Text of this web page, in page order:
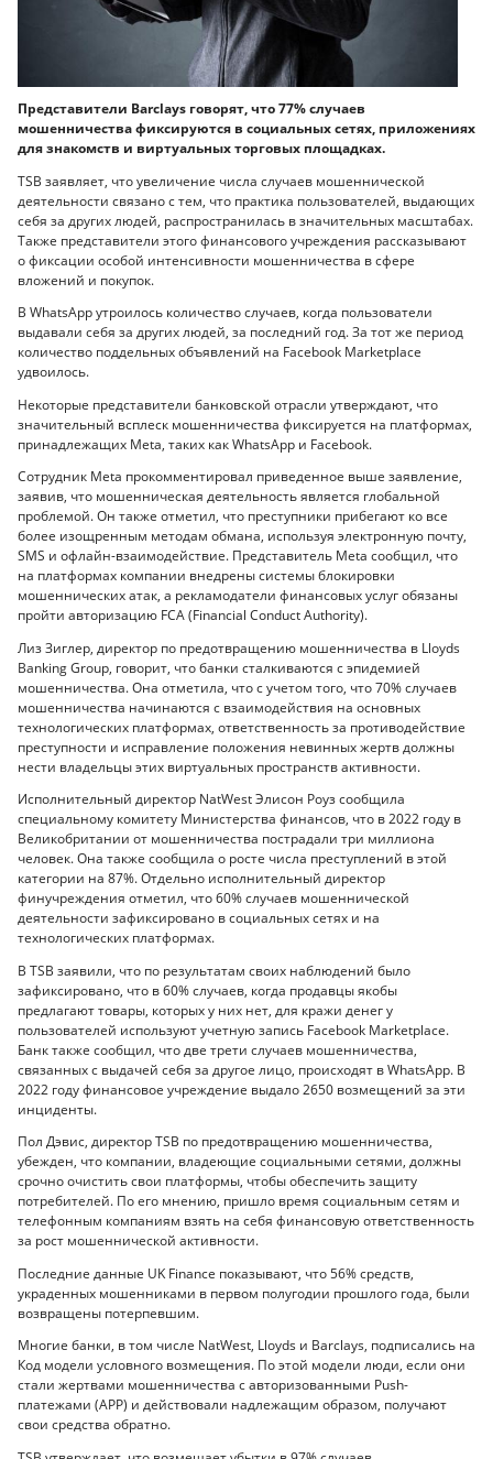
Представители Barclays говорят, что 77% случаев
мошенничества фиксируются в социальных сетях, приложениях
для знакомств и виртуальных торговых площадках.
TSB заявляет, что увеличение числа случаев мошеннической
деятельности связано с тем, что практика пользователей, выдающих
себя за других людей, распространилась в значительных масштабах.
Также представители этого финансового учреждения рассказывают
о фиксации особой интенсивности мошенничества в сфере
вложений и покупок.
В WhatsApp утроилось количество случаев, когда пользователи
выдавали себя за других людей, за последний год. За тот же период
количество поддельных объявлений на Facebook Marketplace
удвоилось.
Некоторые представители банковской отрасли утверждают, что
значительный всплеск мошенничества фиксируется на платформах,
принадлежащих Meta, таких как WhatsApp и Facebook.
Сотрудник Meta прокомментировал приведенное выше заявление,
заявив, что мошенническая деятельность является глобальной
проблемой. Он также отметил, что преступники прибегают ко все
более изощренным методам обмана, используя электронную почту,
SMS и офлайн-взаимодействие. Представитель Meta сообщил, что
на платформах компании внедрены системы блокировки
мошеннических атак, а рекламодатели финансовых услуг обязаны
пройти авторизацию FCA (Financial Conduct Authority).
Лиз Зиглер, директор по предотвращению мошенничества в Lloyds
Banking Group, говорит, что банки сталкиваются с эпидемией
мошенничества. Она отметила, что с учетом того, что 70% случаев
мошенничества начинаются с взаимодействия на основных
технологических платформах, ответственность за противодействие
преступности и исправление положения невинных жертв должны
нести владельцы этих виртуальных пространств активности.
Исполнительный директор NatWest Элисон Роуз сообщила
специальному комитету Министерства финансов, что в 2022 году в
Великобритании от мошенничества пострадали три миллиона
человек. Она также сообщила о росте числа преступлений в этой
категории на 87%. Отдельно исполнительный директор
финучреждения отметил, что 60% случаев мошеннической
деятельности зафиксировано в социальных сетях и на
технологических платформах.
В TSB заявили, что по результатам своих наблюдений было
зафиксировано, что в 60% случаев, когда продавцы якобы
предлагают товары, которых у них нет, для кражи денег у
пользователей используют учетную запись Facebook Marketplace.
Банк также сообщил, что две трети случаев мошенничества,
связанных с выдачей себя за другое лицо, происходят в WhatsApp. В
2022 году финансовое учреждение выдало 2650 возмещений за эти
инциденты.
Пол Дэвис, директор TSB по предотвращению мошенничества,
убежден, что компании, владеющие социальными сетями, должны
срочно очистить свои платформы, чтобы обеспечить защиту
потребителей. По его мнению, пришло время социальным сетям и
телефонным компаниям взять на себя финансовую ответственность
за рост мошеннической активности.
Последние данные UK Finance показывают, что 56% средств,
украденных мошенниками в первом полугодии прошлого года, были
возвращены потерпевшим.
Многие банки, в том числе NatWest, Lloyds и Barclays, подписались на
Код модели условного возмещения. По этой модели люди, если они
стали жертвами мошенничества с авторизованными Push-
платежами (APP) и действовали надлежащим образом, получают
свои средства обратно.